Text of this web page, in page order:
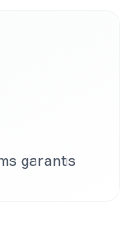
garantis